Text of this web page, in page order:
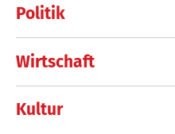
Politik
Wirtschaft
Kultur